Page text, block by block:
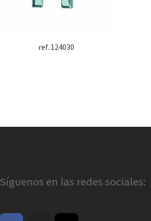
ref. 124030
Síguenos en las redes sociales: